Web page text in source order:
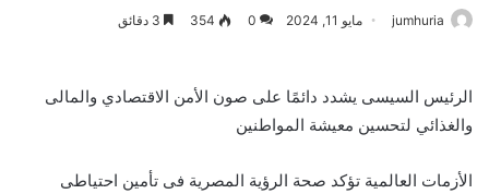
jumhuria مايو 11, 2024 0
354
الرئيس السيسى يشدد دائمًا على صون الأمن الاقتصادي والمالى
والغذائي لتحسين معيشة المواطنين
الأزمات العالمية تؤكد صحة الرؤية المصرية فى تأمين احتياطى